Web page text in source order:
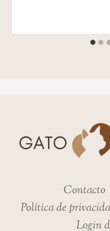
Contacto
Política de
Login